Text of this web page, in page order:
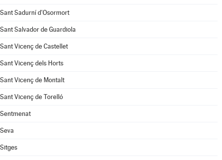
Sant Sadurní d'Osormort
Sant Salvador de Guardiola
Sant Vicenç de Castellet
Sant Vicenç dels Horts
Sant Vicenç de Montalt
Sant Vicenç de Torelló
Sentmenat
Seva
Sitges